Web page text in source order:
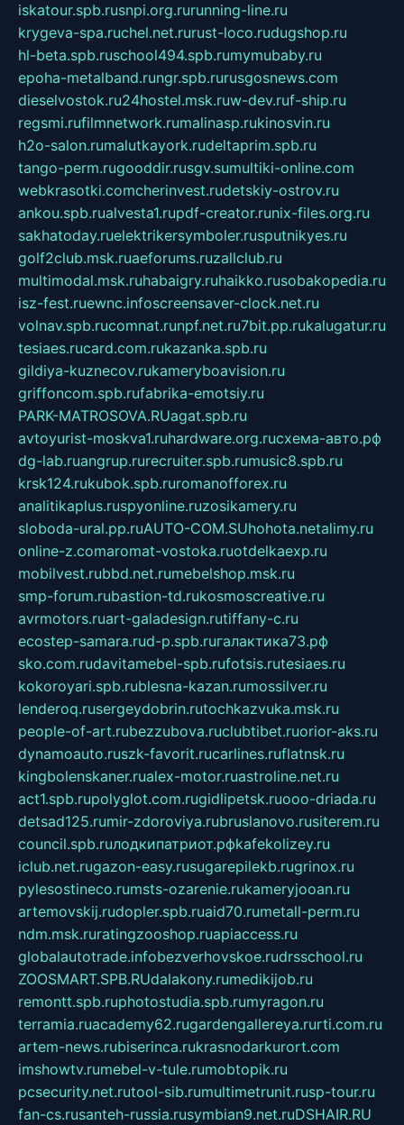
iskatour.spb.rusnpi.org.rurunning-line.ru
krygeva-spa.ruchel.net.rurust-loco.rudugshop.ru
hl-beta.spb.ruschool494.spb.rumymubaby.ru
epoha-metalband.rungr.spb.rurusgosnews.com
dieselvostok.ru24hostel.msk.ruw-dev.ruf-ship.ru
regsmi.rufilmnetwork.rumalinasp.rukinosvin.ru
h2o-salon.rumalutkayork.rudeltaprim.spb.ru
tango-perm.rugooddir.rusgv.sumultiki-online.com
webkrasotki.comcherinvest.rudetskiy-ostrov.ru
ankou.spb.rualvesta1.rupdf-creator.runix-files.org.ru
sakhatoday.ruelektrikersymboler.rusputnikyes.ru
golf2club.msk.ruaeforums.ruzallclub.ru
multimodal.msk.ruhabaigry.ruhaikko.rusobakopedia.ru
isz-fest.ruewnc.infoscreensaver-clock.net.ru
volnav.spb.rucomnat.runpf.net.ru7bit.pp.rukalugatur.ru
tesiaes.rucard.com.rukazanka.spb.ru
gildiya-kuznecov.rukameryboavision.ru
griffoncom.spb.rufabrika-emotsiy.ru
PARK-MATROSOVA.RUagat.spb.ru
avtoyurist-moskva1.ruhardware.org.ruсхема-авто.рф
dg-lab.ruangrup.rurecruiter.spb.rumusic8.spb.ru
krsk124.rukubok.spb.ruromanofforex.ru
analitikaplus.ruspyonline.ruzosikamery.ru
sloboda-ural.pp.ruAUTO-COM.SUhohota.netalimy.ru
online-z.comaromat-vostoka.ruotdelkaexp.ru
mobilvest.rubbd.net.rumebelshop.msk.ru
smp-forum.rubastion-td.rukosmoscreative.ru
avrmotors.ruart-galadesign.rutiffany-c.ru
ecostep-samara.rud-p.spb.ruгалактика73.рф
sko.com.rudavitamebel-spb.rufotsis.rutesiaes.ru
kokoroyari.spb.rublesna-kazan.rumossilver.ru
lenderoq.rusergeydobrin.rutochkazvuka.msk.ru
people-of-art.rubezzubova.ruclubtibet.ruorior-aks.ru
dynamoauto.ruszk-favorit.rucarlines.ruflatnsk.ru
kingbolenskaner.rualex-motor.ruastroline.net.ru
act1.spb.rupolyglot.com.rugidlipetsk.ruooo-driada.ru
detsad125.rumir-zdoroviya.rubruslanovo.rusiterem.ru
council.spb.ruлодкипатриот.рфkafekolizey.ru
iclub.net.rugazon-easy.rusugarepilekb.rugrinox.ru
pylesostineco.rumsts-ozarenie.rukameryjooan.ru
artemovskij.rudopler.spb.ruaid70.rumetall-perm.ru
ndm.msk.ruratingzooshop.ruapiaccess.ru
globalautotrade.infobezverhovskoe.rudrsschool.ru
ZOOSMART.SPB.RUdalakony.rumedikijob.ru
remontt.spb.ruphotostudia.spb.rumyragon.ru
terramia.ruacademy62.rugardengallereya.rurti.com.ru
artem-news.rubiserinca.rukrasnodarkurort.com
imshowtv.rumebel-v-tule.rumobtopik.ru
pcsecurity.net.rutool-sib.rumultimetrunit.rusp-tour.ru
fan-cs.rusanteh-russia.rusymbian9.net.ruDSHAIR.RU